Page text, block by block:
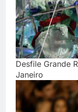
Desfile Grande
Janeiro